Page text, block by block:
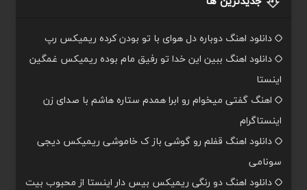
دانلود اهنگ دوباره دل هوای با تو بودن کرده ریمیکس رپ
دانلود اهنگ ببین این خدا تو رفیق مام بوده ریمیکس غمگین
اینستا
اهنگ گفتی میخوام رو ابرا همدم ستاره هاشم با صدای زن
اینستاگرام
دانلود اهنگ قفلم رو گوشی باز ک خاموشی ریمیکس دیجی
سونامی
دانلود اهنگ دو رنگی ریمیکس بیس دار اینستا از محبوب بیت